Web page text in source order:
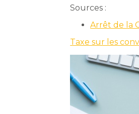
Sources :
Arrêt de la
Taxe sur les